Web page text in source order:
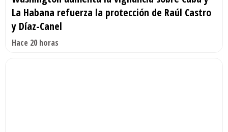
La Habana refuerza la protección de Raúl Castro
y Díaz-Canel
Hace 20 horas